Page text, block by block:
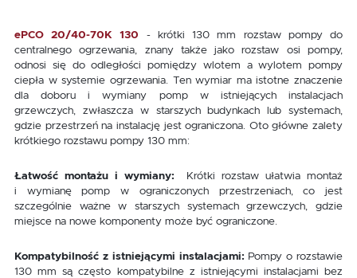
ePCO 20/40-70K 130
- krótki 130 mm rozstaw pompy do
centralnego ogrzewania, znany także jako rozstaw osi pompy,
odnosi się do odległości pomiędzy wlotem a wylotem pompy
ciepła w systemie ogrzewania. Ten wymiar ma istotne znaczenie
dla doboru i wymiany pomp w istniejących instalacjach
grzewczych, zwłaszcza w starszych budynkach lub systemach,
gdzie przestrzeń na instalację jest ograniczona. Oto główne zalety
krótkiego rozstawu pompy 130 mm:
Łatwość montażu i wymiany:
Krótki rozstaw ułatwia montaż
i wymianę pomp w ograniczonych przestrzeniach, co jest
szczególnie ważne w starszych systemach grzewczych, gdzie
miejsce na nowe komponenty może być ograniczone.
Kompatybilność z istniejącymi instalacjami: Pompy o rozstawie
130 mm są często kompatybilne z istniejącymi instalacjami bez